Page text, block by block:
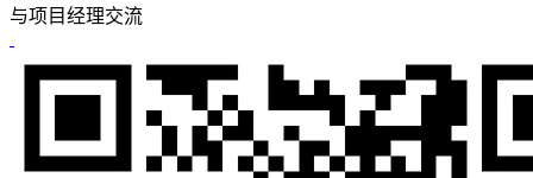
与项目经理交流